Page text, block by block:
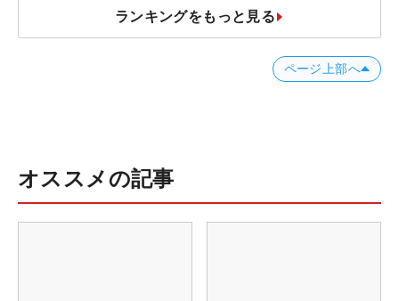
ランキングをもっと見る
ページ上部へ
オススメの記事